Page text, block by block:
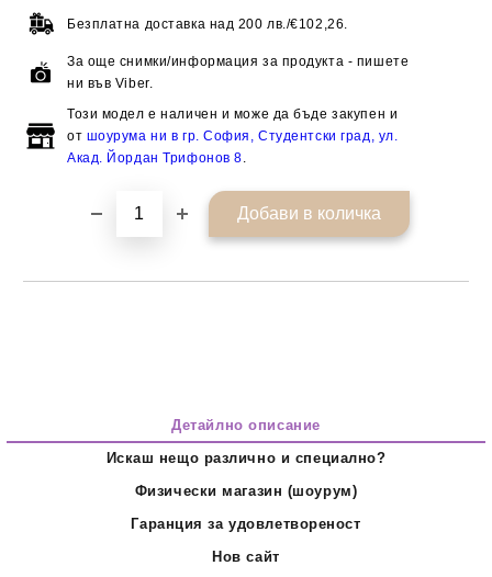
Безплатна доставка над 200 лв./€102,26.
За още снимки/информация за продукта - пишете
ни във Viber.
Този модел е наличен и може да бъде закупен и
от шоурума ни в гр. София, Студентски град, ул.
Акад. Йордан Трифонов 8
Детайлно описание
Искаш нещо различно и специално?
Физически магазин (шоурум)
Гаранция за удовлетвореност
Нов сайт